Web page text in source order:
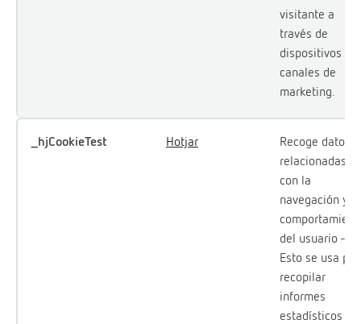
visitante a
través de
dispositivos y
canales de
marketing.
_hjCookieTest Hotjar
Recoge datos
relacionadas
con la
navegación y el
del usuario -
Esto se usa
recopilar
informes
estadísticos y